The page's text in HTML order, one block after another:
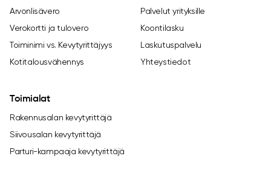
Arvonlisävero
Verokortti ja tulovero
Toiminimi vs. Kevytyrittäjyys
Kotitalousvähennys
Palvelut yrityksille
Koontilasku
Laskutuspalvelu
Yhteystiedot
Toimialat
Rakennusalan kevytyrittäjä
Siivousalan kevytyrittäjä
Parturi-kampaaja kevytyrittäjä